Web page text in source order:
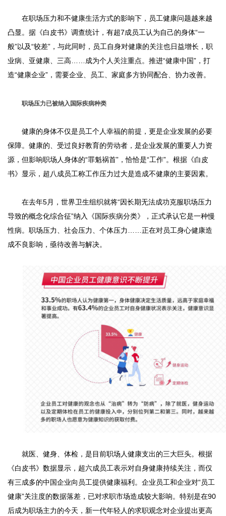
在职场压力和不健康生活方式的影响下，员工健康问题越来越
凸显。据《白皮书》调查统计，有超7成员工认为自己的身体“一
般”以及“较差”，与此同时，员工自身对健康的关注也日益增长，职
业病、亚健康、三高……成为个人关注重点。推进“健康中国”，打
造“健康企业”，需要企业、员工、家庭多方协同配合、协力改善。
职场压力已被纳入国际疾病种类
健康的身体不仅是员工个人幸福的前提，更是企业发展的必要
保障。健康的、受过良好教育的劳动者，是企业发展的重要人力资
源，但影响职场人身体的“罪魁祸首”，恰恰是“工作”。根据《白皮
书》显示，超八成员工称工作压力过大是造成不健康的主要因素。
在去年5月，世界卫生组织就将“因长期无法成功克服职场压力
导致的概念化综合征”纳入《国际疾病分类》，正式承认它是一种慢
性病。职场压力、社会压力、个体压力……正在对员工身心健康造
成不良影响，亟待改善与解决。
就医、健身、体检，是目前职场人健康支出的三大巨头。根据
《白皮书》数据显示，超六成员工表示对自身健康持续关注，而仅
有三成多的中国企业向员工提供健康福利。企业员工和企业对“员工
健康”关注度的数据落差，已对求职市场造成较大影响。特别是在90
后成为职场主力的今天，新一代年轻人的求职观念对企业提出更高